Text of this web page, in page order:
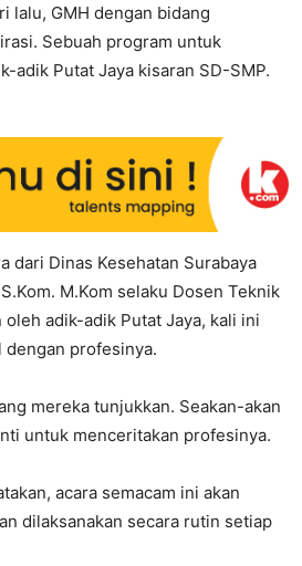
lalu, GMH dengan bidang
Sebuah program untuk
adik Putat Jaya kisaran SD-SMP.
dari Dinas Kesehatan Surabaya
M.Kom selaku Dosen Teknik
adik-adik Putat Jaya, kali ini
profesinya.
mereka tunjukkan. Seakan-akan
untuk menceritakan profesinya.
acara semacam ini akan
dilaksanakan secara rutin setiap